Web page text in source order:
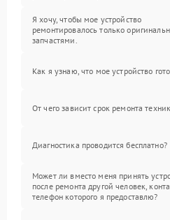
Я хочу, чтобы мое устройство
ремонтировалось только
запчастями.
Как я узнаю, что мое устройство
От чего зависит срок ремонта
Диагностика проводится бесплатно?
Может ли вместо меня принять
после ремонта другой человек,
телефон которого я предоставлю?